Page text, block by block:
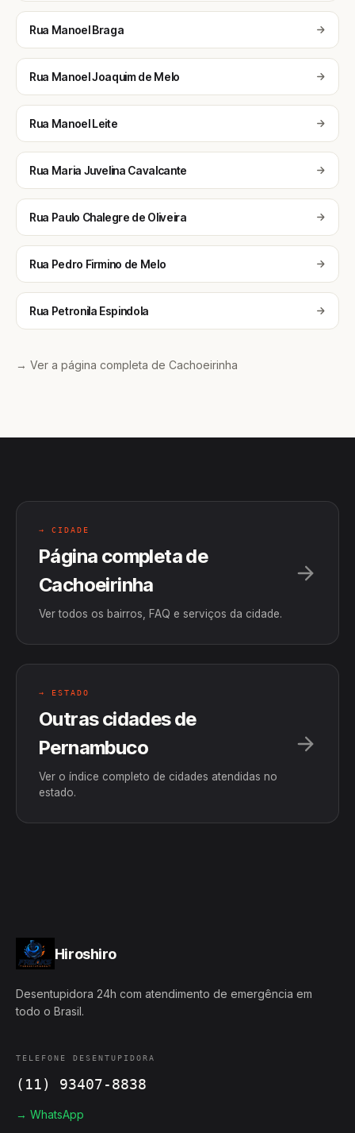
Rua Manoel Braga
Rua Manoel Joaquim de Melo
Rua Manoel Leite
Rua Maria Juvelina Cavalcante
Rua Paulo Chalegre de Oliveira
Rua Pedro Firmino de Melo
Rua Petronila Espindola
→ Ver a página completa de Cachoeirinha
→ CIDADE
Página completa de
Cachoeirinha
Ver todos os bairros, FAQ e serviços da cidade.
→ ESTADO
Outras cidades de
Pernambuco
Ver o índice completo de cidades atendidas no
estado.
Hiroshiro
Desentupidora 24h com atendimento de emergência em
todo o Brasil.
TELEFONE DESENTUPIDORA
(11) 93407-8838
→ WhatsApp